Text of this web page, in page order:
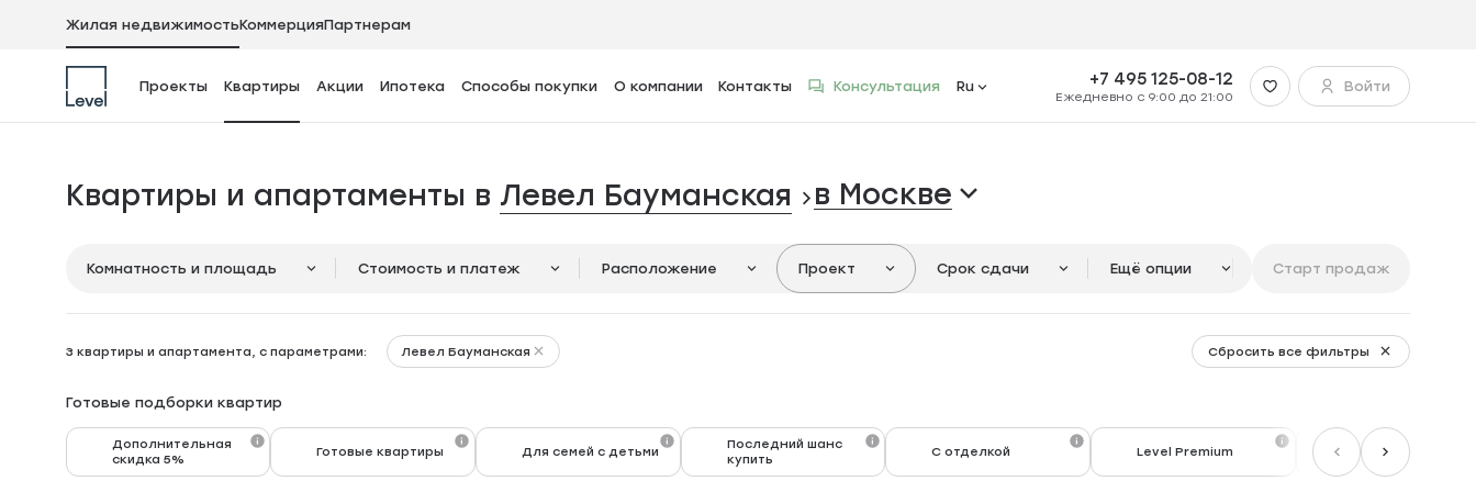
Жилая недвижимостьКоммерцияПартнерам
Проекты Квартиры Акции Ипотека Способы покупки О компании Контакты Консультация Ru +7 495 125-08-12
Ежедневно с 9:00 до 21:00
Войти
Квартиры и апартаменты в Левел Бауманская в Москве
Комнатность и площадь Стоимость и платеж Расположение Проект Срок сдачи Ещё опции Старт продаж
3 квартиры и апартамента, с параметрами: Левел Бауманская Сбросить все фильтры
Готовые подборки квартир
Дополнительная
скидка 5%
Готовые квартиры Для семей с детьми
Последний шанс
купить
С отделкой Level Premium До 10 млн руб.